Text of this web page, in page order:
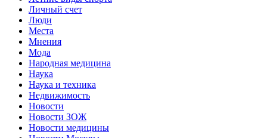
Личный счет
Люди
Места
Мнения
Мода
Народная медицина
Наука
Наука и техника
Недвижимость
Новости
Новости ЗОЖ
Новости медицины